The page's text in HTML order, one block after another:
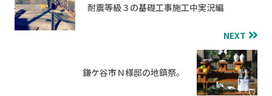
耐震等級３の基礎工事施工中実況編
NEXT
鎌ケ谷市Ｎ様邸の地鎮祭。